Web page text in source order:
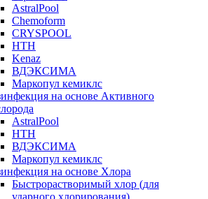
AstralPool
Chemoform
CRYSPOOL
HTH
Kenaz
ВДЭКСИМА
Маркопул кемиклс
на основе Активного
AstralPool
HTH
ВДЭКСИМА
Маркопул кемиклс
на основе Хлора
Быстрорастворимый хлор (для
ударного хлорирования)